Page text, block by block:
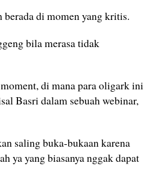
berada di momen yang kritis.
bila merasa tidak
di mana para oligark ini
Basri dalam sebuah webinar,
saling buka-bukaan karena
ya yang biasanya nggak dapat